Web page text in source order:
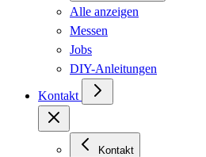
Alle anzeigen
Messen
Jobs
DIY-Anleitungen
Kontakt
Kontakt